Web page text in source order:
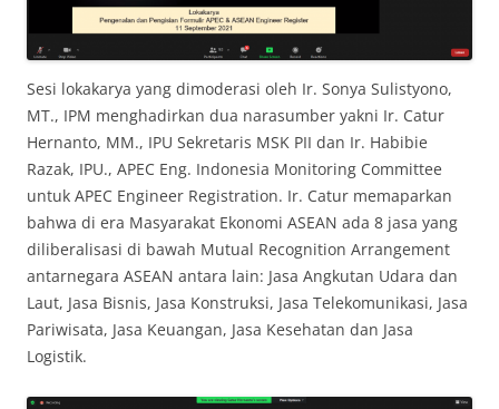
Sesi lokakarya yang dimoderasi oleh Ir. Sonya Sulistyono,
MT., IPM menghadirkan dua narasumber yakni Ir. Catur
Hernanto, MM., IPU Sekretaris MSK PII dan Ir. Habibie
Razak, IPU., APEC Eng. Indonesia Monitoring Committee
untuk APEC Engineer Registration. Ir. Catur memaparkan
bahwa di era Masyarakat Ekonomi ASEAN ada 8 jasa yang
diliberalisasi di bawah Mutual Recognition Arrangement
antarnegara ASEAN antara lain: Jasa Angkutan Udara dan
Laut, Jasa Bisnis, Jasa Konstruksi, Jasa Telekomunikasi, Jasa
Pariwisata, Jasa Keuangan, Jasa Kesehatan dan Jasa
Logistik.